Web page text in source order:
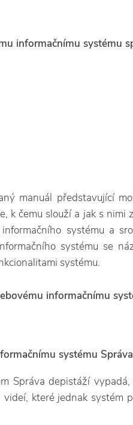
informačnímu systému
manuál představující
k čemu slouží a jak s
systému a
systému se
systému.
informačnímu
systému
Správa depistáží
které jednak systém